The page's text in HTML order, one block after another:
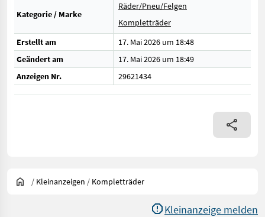
Kategorie / Marke
Räder/Pneu/Felgen
Kompletträder
Erstellt am
17. Mai 2026 um 18:48
Geändert am
17. Mai 2026 um 18:49
Anzeigen Nr.
29621434
/ Kleinanzeigen / Kompletträder
Kleinanzeige melden